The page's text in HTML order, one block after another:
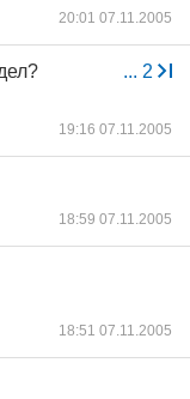
20:01 07.11.2005
... 2
19:16 07.11.2005
18:59 07.11.2005
18:51 07.11.2005